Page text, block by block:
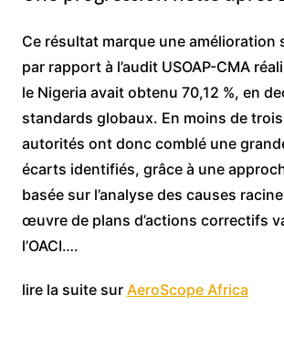
Ce résultat marque une amélioration
par rapport à l’audit USOAP-CMA
le Nigeria avait obtenu 70,12 %, en
standards globaux. En moins de
autorités ont donc comblé une
écarts identifiés, grâce à une
basée sur l’analyse des causes
œuvre de plans d’actions correctifs
l’OACI….
lire la suite sur AeroScope Africa